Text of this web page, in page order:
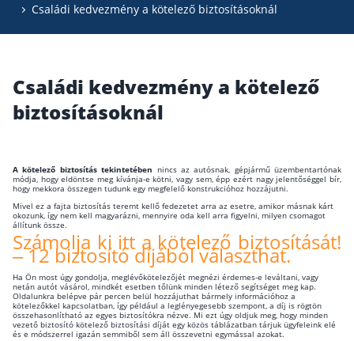
Kapcsolat
Bejelentkezés
Union Biztosító
Wáberer Hungária Biztosító
Gépjárműs hírek
Családi kedvezmény a kötelező biztosításoknál
Családi kedvezmény a kötelező
biztosításoknál
A kötelező biztosítás tekintetében nincs az autósnak, gépjármű üzembentartónak
módja, hogy eldöntse meg kívánja-e kötni, vagy sem, épp ezért nagy jelentőséggel bír,
hogy mekkora összegen tudunk egy megfelelő konstrukcióhoz hozzájutni.
Mivel ez a fajta biztosítás teremt kellő fedezetet arra az esetre, amikor másnak kárt
okozunk, így nem kell magyarázni, mennyire oda kell arra figyelni, milyen csomagot
állítunk össze.
Számolja ki itt a kötelező biztosítását!
– 12 biztosító díjából választhat.
Ha Ön most úgy gondolja, meglévőkötelezőjét megnézi érdemes-e leváltani, vagy
netán autót vásárol, mindkét esetben tőlünk minden létező segítséget meg kap.
Oldalunkra belépve pár percen belül hozzájuthat bármely információhoz a
kötelezőkkel kapcsolatban, így például a leglényegesebb szempont, a díj is rögtön
összehasonlítható az egyes biztosítókra nézve. Mi ezt úgy oldjuk meg, hogy minden
vezető biztosító kötelező biztosítási díját egy közös táblázatban tárjuk ügyfeleink elé
és e módszerrel igazán semmiből sem áll összevetni egymással azokat.